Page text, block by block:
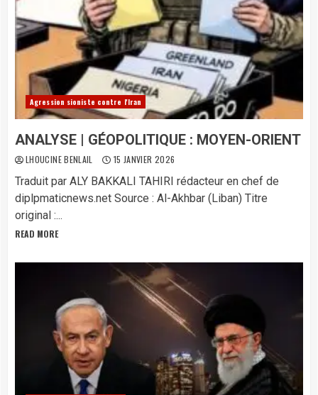
Agression sioniste contre l'Iran
ANALYSE | GÉOPOLITIQUE : MOYEN-ORIENT
LHOUCINE BENLAIL 15 JANVIER 2026
Traduit par ALY BAKKALI TAHIRI rédacteur en chef de
diplpmaticnews.net ​Source : Al-Akhbar (Liban) Titre
original :...
READ MORE